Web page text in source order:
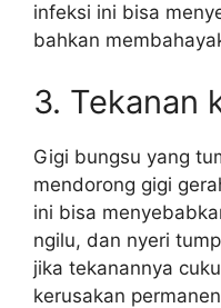
infeksi ini bisa
bahkan
3. Tekanan
Gigi bungsu yang
mendorong gigi
ini bisa
ngilu, dan nyeri
jika tekanannya
kerusakan